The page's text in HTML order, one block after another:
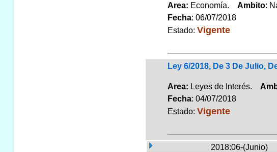
Area: Economía. Ambito:
Fecha: 06/07/2018
Estado: Vigente
Ley 6/2018, De 3 De Julio,
Area: Leyes de Interés.
Fecha: 04/07/2018
Estado: Vigente
2018:06-(Junio)